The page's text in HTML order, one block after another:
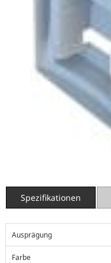
Spezifikationen
Ausprägung
Farbe